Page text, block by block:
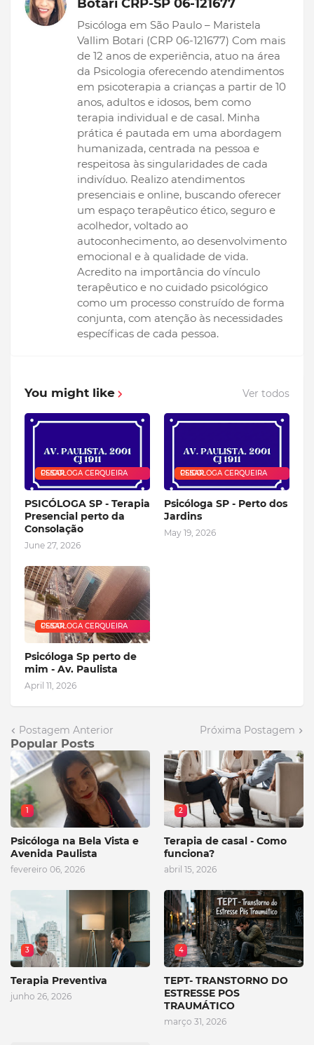
Botari CRP-SP 06-121677
Psicóloga em São Paulo – Maristela
Vallim Botari (CRP 06-121677) Com mais
de 12 anos de experiência, atuo na área
da Psicologia oferecendo atendimentos
em psicoterapia a crianças a partir de 10
anos, adultos e idosos, bem como
terapia individual e de casal. Minha
prática é pautada em uma abordagem
humanizada, centrada na pessoa e
respeitosa às singularidades de cada
indivíduo. Realizo atendimentos
presenciais e online, buscando oferecer
um espaço terapêutico ético, seguro e
acolhedor, voltado ao
autoconhecimento, ao desenvolvimento
emocional e à qualidade de vida.
Acredito na importância do vínculo
terapêutico e no cuidado psicológico
como um processo construído de forma
conjunta, com atenção às necessidades
específicas de cada pessoa.
You might like Ver todos
PSICOLOGA CERQUEIRA CESAR
PSICÓLOGA SP - Terapia
Presencial perto da
Consolação
June 27, 2026
PSICOLOGA CERQUEIRA CESAR
Psicóloga SP - Perto dos
Jardins
May 19, 2026
PSICOLOGA CERQUEIRA CESAR
Psicóloga Sp perto de
mim - Av. Paulista
April 11, 2026
Postagem Anterior Próxima Postagem
Popular Posts
1
Psicóloga na Bela Vista e
Avenida Paulista
fevereiro 06, 2026
2
Terapia de casal - Como
funciona?
abril 15, 2026
3
Terapia Preventiva
junho 26, 2026
4
TEPT- TRANSTORNO DO
ESTRESSE POS
TRAUMÁTICO
março 31, 2026